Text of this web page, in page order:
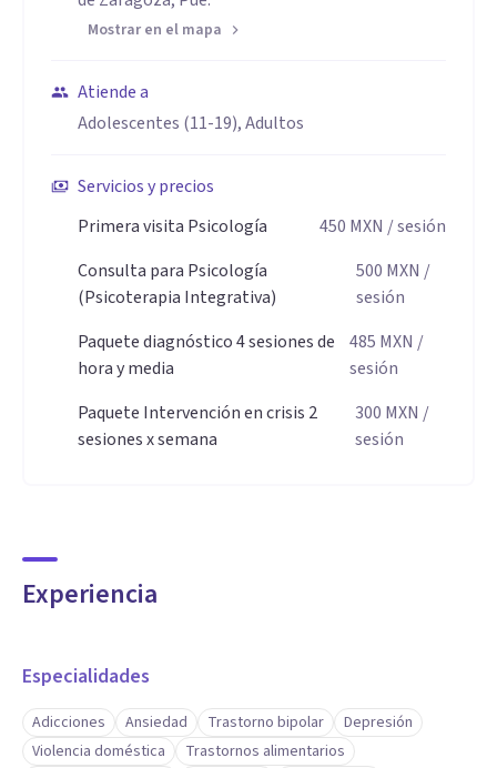
Mostrar en el mapa
Atiende a
Adolescentes (11-19), Adultos
Servicios y precios
Primera visita Psicología
450 MXN / sesión
Consulta para Psicología
(Psicoterapia Integrativa)
500 MXN /
sesión
Paquete diagnóstico 4 sesiones de
hora y media
485 MXN /
sesión
Paquete Intervención en crisis 2
sesiones x semana
300 MXN /
sesión
Experiencia
Especialidades
Adicciones Ansiedad Trastorno bipolar
Depresión
Violencia doméstica
Trastornos alimentarios